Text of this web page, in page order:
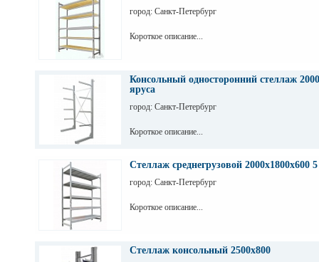
город: Санкт-Петербург
Короткое описание...
Консольный односторонний стеллаж
яруса
город: Санкт-Петербург
Короткое описание...
Стеллаж среднегрузовой 2000х1800х600
город: Санкт-Петербург
Короткое описание...
Стеллаж консольный 2500х800